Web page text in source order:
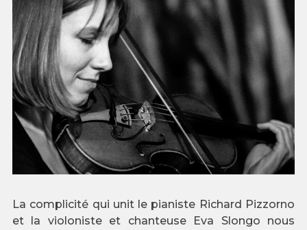
La complicité qui unit le pianiste Richard Pizzorno
et la violoniste et chanteuse Eva Slongo nous